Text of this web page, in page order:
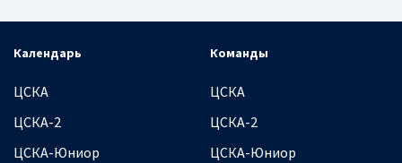
Календарь
ЦСКА
ЦСКА-2
ЦСКА-Юниор
Команды
ЦСКА
ЦСКА-2
ЦСКА-Юниор